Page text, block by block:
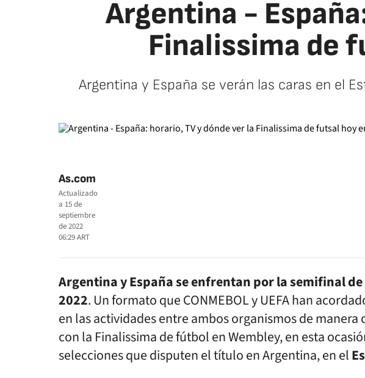
Argentina -
Finalissima de
Argentina y España se verán las caras en el
As.com
Actualizado
a 15 de
septiembre
de 2022
06:29ART
Argentina y España se enfrentan por la semifinal
2022. Un formato que CONMEBOL y UEFA han
en las actividades entre ambos organismos de
con la Finalissima de fútbol en Wembley, en esta
selecciones que disputen el título en Argentina, en el